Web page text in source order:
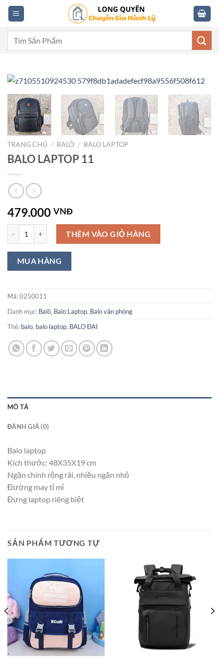
Skip
content
TRANG CHỦ / BALÔ / BALO LAPTOP
BALO LAPTOP 11
479.000 VNĐ
BALO LAPTOP 11 số lượngTHÊM VÀO GIỎ HÀNG
Mã:0250011
Danh mục: Balô, Balo Laptop, Balo văn phòng
Thẻ: balo, balo laptop, BALO ĐẠI
MÔ TẢ
ĐÁNH GIÁ (0)
Balo laptop
Kích thước: 48X35X19 cm
Ngăn chính rộng rãi, nhiều ngăn nhỏ
Đường may tỉ mỉ
Đựng laptop riêng biệt
SẢN PHẨM TƯƠNG TỰ